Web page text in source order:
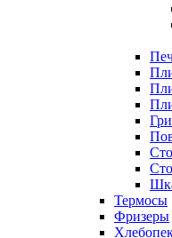
Термосы
Фризеры